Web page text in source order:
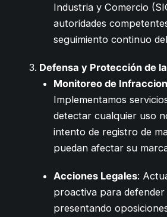
Industria y Comercio
autoridades
seguimiento continuo
Defensa y Protección de
Monitoreo de
Implementamos
detectar cualquier uso
intento de registro de
puedan afectar su
Acciones Legales:
proactiva para defender
presentando